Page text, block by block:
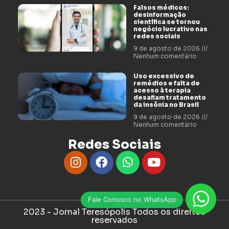
Fale Conosco no WhatsApp
Falsos médicos:
desinformação
científica se tornou
negócio lucrativo nas
redes sociais
9 de agosto de 2026
Nenhum comentário
Uso excessivo de
remédios e falta de
acesso à terapia
desafiam tratamento
da insônia no Brasil
9 de agosto de 2026
Nenhum comentário
Redes Sociais
2023 - Jornal Teresópolis Todos os direitos
reservados